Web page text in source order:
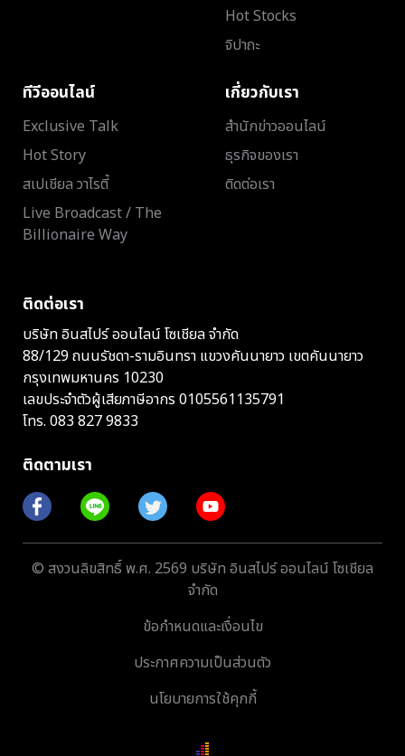
Hot Stocks
จิปาถะ
ทีวีออนไลน์
Exclusive Talk
Hot Story
สเปเชียล วาไรตี้
Live Broadcast / The
Billionaire Way
เกี่ยวกับเรา
สำนักข่าวออนไลน์
ธุรกิจของเรา
ติดต่อเรา
ติดต่อเรา
บริษัท อินสไปร์ ออนไลน์ โซเชียล จำกัด
88/129 ถนนรัชดา-รามอินทรา แขวงคันนายาว เขตคันนายาว
กรุงเทพมหานคร 10230
เลขประจำตัวผู้เสียภาษีอากร 0105561135791
โทร. 083 827 9833
ติดตามเรา
© สงวนลิขสิทธิ์ พ.ศ. 2569 บริษัท อินสไปร์ ออนไลน์ โซเชียล
จำกัด
ข้อกำหนดและเงื่อนไข
ประกาศความเป็นส่วนตัว
นโยบายการใช้คุกกี้